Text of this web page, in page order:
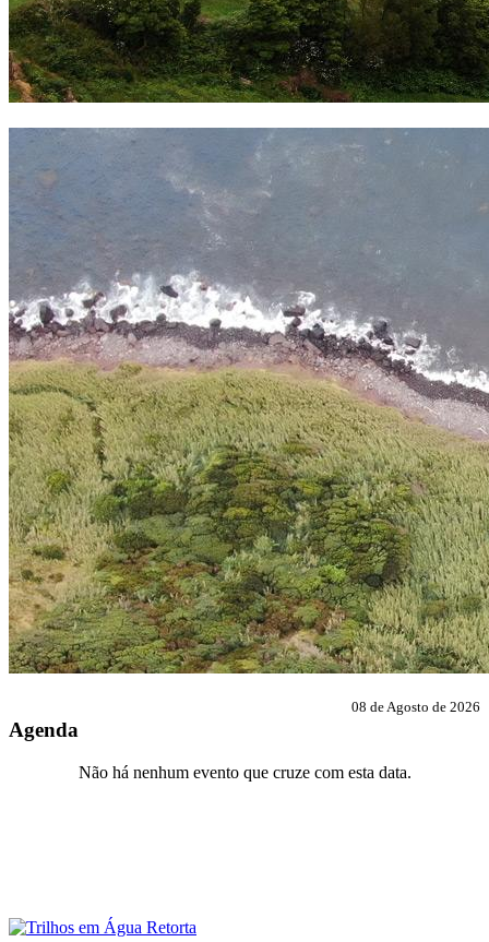
Agenda
08 de Agosto de 2026
Não há nenhum evento que cruze com esta data.